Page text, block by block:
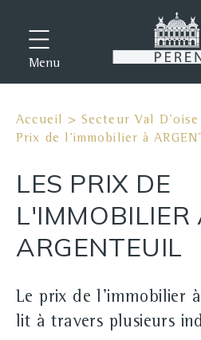
Menu
Accueil >Secteur Val D'oise
Prix de l'immobilier à
LES PRIX DE
L'IMMOBILIER
ARGENTEUIL
Le prix de l'immobilier à
lit à travers plusieurs